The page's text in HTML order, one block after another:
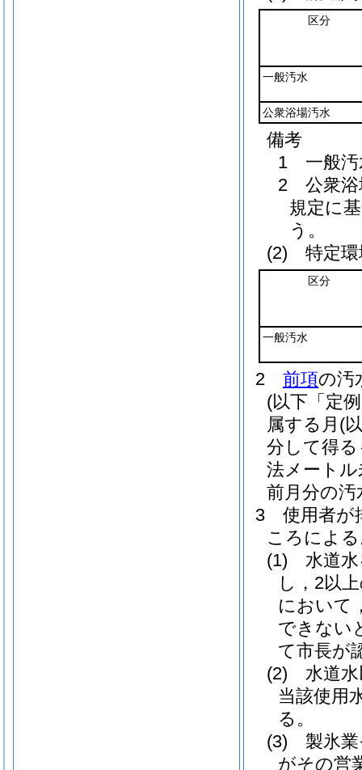
区分
一般汚水
公衆浴場汚水
備考
1 一般汚
2 公衆浴
規定に
う。
(2)
特定
区分
一般汚水
2 前項の汚
(以下「定
属する月 (
分して得
法メート
前月分の
3
使用者が
ころによ
(1)
水道
し，2以
において
できない
て市長が
(2)
水道
当該使用
る。
(3)
製氷
がその営